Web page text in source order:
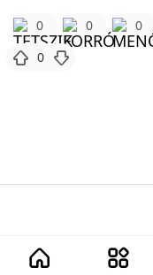
használhatjuk-e
0 0 0
0
A projektről